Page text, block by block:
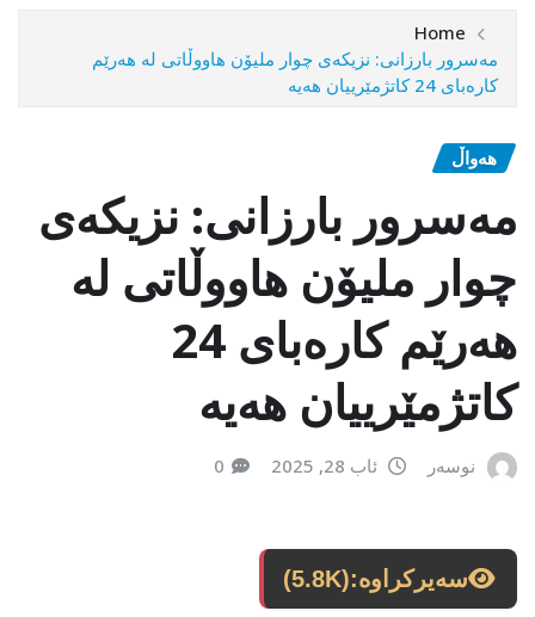
Home
مه‌سرور بارزانی‌: نزیكه‌ی چوار ملیۆن هاووڵاتی له‌ هه‌رێم
كاره‌بای 24 كاتژمێرییان هه‌یه‌
هەواڵ
مه‌سرور بارزانی‌: نزیكه‌ی
چوار ملیۆن هاووڵاتی له‌
هه‌رێم كاره‌بای 24
كاتژمێرییان هه‌یه‌
نوسەر ئاب 28, 2025 0
سەیرکراوە:(5.8K)